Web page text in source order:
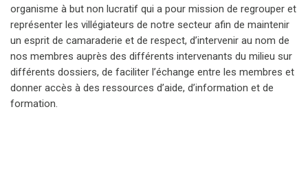
organisme à but non lucratif qui a pour mission de regrouper et
représenter les villégiateurs de notre secteur afin de maintenir
un esprit de camaraderie et de respect, d’intervenir au nom de
nos membres auprès des différents intervenants du milieu sur
différents dossiers, de faciliter l’échange entre les membres et
donner accès à des ressources d’aide, d’information et de
formation.